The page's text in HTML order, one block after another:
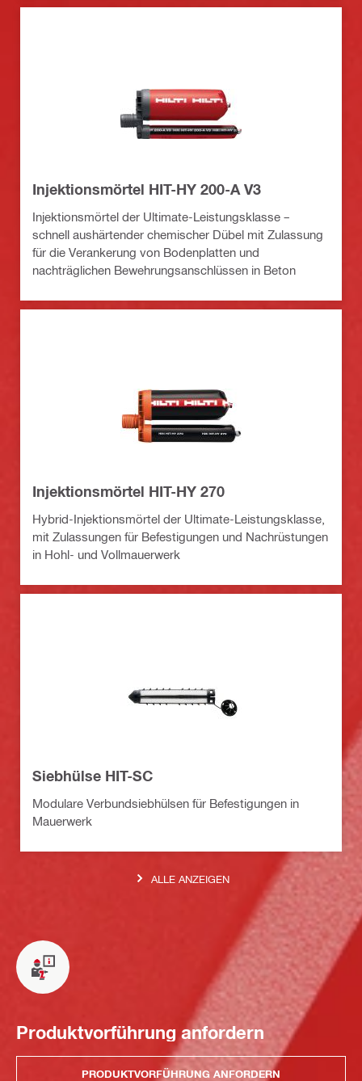
Injektionsmörtel HIT-HY 200-A V3
Injektionsmörtel der Ultimate-Leistungsklasse –
schnell aushärtender chemischer Dübel mit Zulassung
für die Verankerung von Bodenplatten und
nachträglichen Bewehrungsanschlüssen in Beton
Injektionsmörtel HIT-HY 270
Hybrid-Injektionsmörtel der Ultimate-Leistungsklasse,
mit Zulassungen für Befestigungen und Nachrüstungen
in Hohl- und Vollmauerwerk
Siebhülse HIT-SC
Modulare Verbundsiebhülsen für Befestigungen in
Mauerwerk
ALLE ANZEIGEN
Produktvorführung anfordern
PRODUKTVORFÜHRUNG ANFORDERN